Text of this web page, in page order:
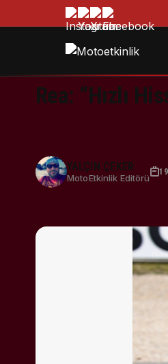
Rea: “Hızlı
YALÇIN ÇEKER
MotoEtkinlik Editörü